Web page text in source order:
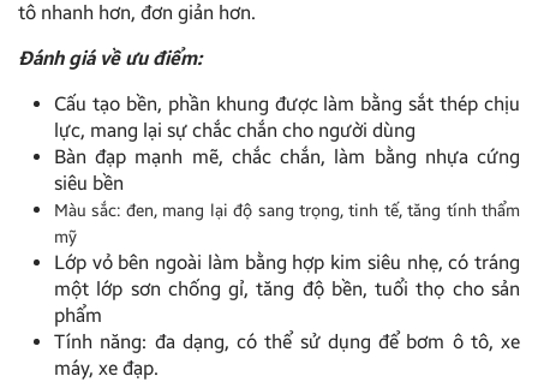
tô nhanh hơn, đơn giản hơn.
Đánh giá về ưu điểm:
Cấu tạo bền, phần khung được làm bằng sắt thép chịu
lực, mang lại sự chắc chắn cho người dùng
Bàn đạp mạnh mẽ, chắc chắn, làm bằng nhựa cứng
siêu bền
Màu sắc: đen, mang lại độ sang trọng, tinh tế, tăng tính thẩm
mỹ
Lớp vỏ bên ngoài làm bằng hợp kim siêu nhẹ, có tráng
một lớp sơn chống gỉ, tăng độ bền, tuổi thọ cho sản
phẩm
Tính năng: đa dạng, có thể sử dụng để bơm ô tô, xe
máy, xe đạp.